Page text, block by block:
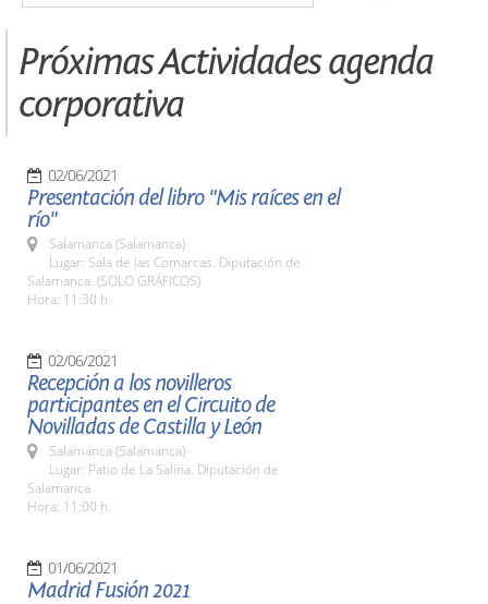
Próximas Actividades agenda
corporativa
02/06/2021
Presentación del libro "Mis raíces en el
río"
Salamanca (Salamanca)
Lugar: Sala de las Comarcas. Diputación de
Salamanca. (SOLO GRÁFICOS)
Hora: 11:30 h.
02/06/2021
Recepción a los novilleros
participantes en el Circuito de
Novilladas de Castilla y León
Salamanca (Salamanca)
Lugar: Patio de La Salina. Diputación de
Salamanca
Hora: 11:00 h.
01/06/2021
Madrid Fusión 2021